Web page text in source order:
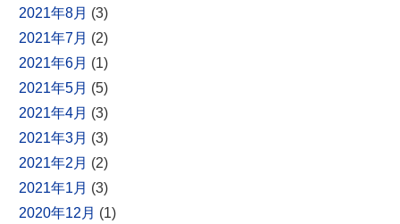
2021年8月 (3)
2021年7月 (2)
2021年6月 (1)
2021年5月 (5)
2021年4月 (3)
2021年3月 (3)
2021年2月 (2)
2021年1月 (3)
2020年12月 (1)